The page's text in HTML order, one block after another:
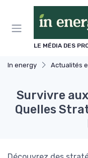
LE MÉDIA DES
In energy Actualités et
Survivre
Quelles
Panneau de gestion